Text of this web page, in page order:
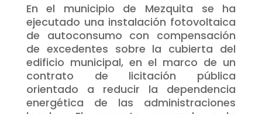
En el municipio de Mezquita se ha
ejecutado una instalación fotovoltaica
de autoconsumo con compensación
de excedentes sobre la cubierta del
edificio municipal, en el marco de un
contrato de licitación pública
orientado a reducir la dependencia
energética de las administraciones